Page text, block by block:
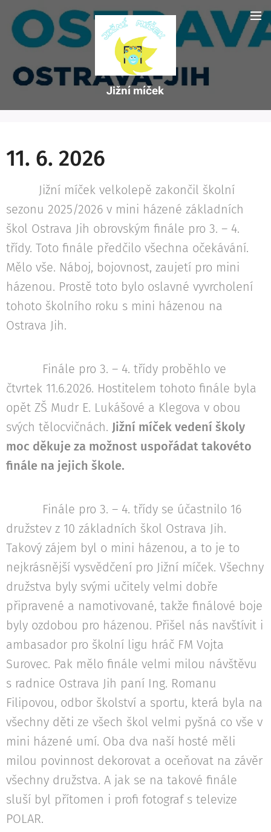
Jižní míček
11. 6. 2026
Jižní míček velkolepě zakončil školní
sezonu 2025/2026 v mini házené základních
škol Ostrava Jih obrovským finále pro 3. – 4.
třídy. Toto finále předčilo všechna očekávání.
Mělo vše. Náboj, bojovnost, zaujetí pro mini
házenou. Prostě toto bylo oslavné vyvrcholení
tohoto školního roku s mini házenou na
Ostrava Jih.
Finále pro 3. – 4. třídy proběhlo ve
čtvrtek 11.6.2026. Hostitelem tohoto finále byla
opět ZŠ Mudr E. Lukášové a Klegova v obou
svých tělocvičnách. Jižní míček vedení školy
moc děkuje za možnost uspořádat takovéto
finále na jejich škole.
Finále pro 3. – 4. třídy se účastnilo 16
družstev z 10 základních škol Ostrava Jih.
Takový zájem byl o mini házenou, a to je to
nejkrásnější vysvědčení pro Jižní míček. Všechny
družstva byly svými učitely velmi dobře
připravené a namotivované, takže finálové boje
byly ozdobou pro házenou. Přišel nás navštívit i
ambasador pro školní ligu hráč FM Vojta
Surovec. Pak mělo finále velmi milou návštěvu
s radnice Ostrava Jih paní Ing. Romanu
Filipovou, odbor školství a sportu, která byla na
všechny děti ze všech škol velmi pyšná co vše v
mini házené umí. Oba dva naší hosté měli
milou povinnost dekorovat a oceňovat na závěr
všechny družstva. A jak se na takové finále
sluší byl přítomen i profi fotograf s televize
POLAR.